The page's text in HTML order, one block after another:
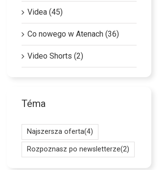
Videa (45)
Co nowego w Atenach (36)
Video Shorts (2)
Téma
Najszersza oferta(4)
Rozpoznasz po newsletterze(2)